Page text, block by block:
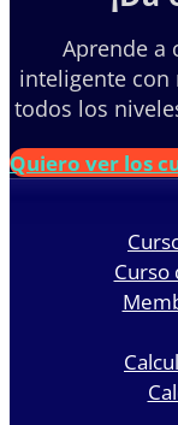
Aprende a
inteligente con
todos los
Quiero ver los
Curso